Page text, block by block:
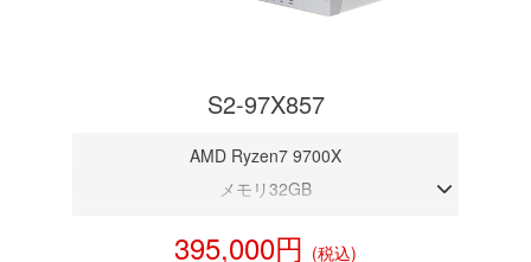
S2-97X857
AMD Ryzen7 9700X
メモリ32GB
NVMeSSD 1TB
395,000円 (税込)